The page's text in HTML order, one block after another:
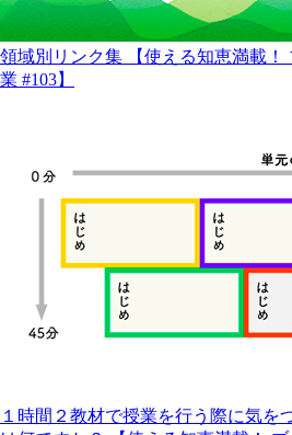
領域別リンク集 【使える知恵満載！
業 #103】
１時間２教材で授業を行う際に気を